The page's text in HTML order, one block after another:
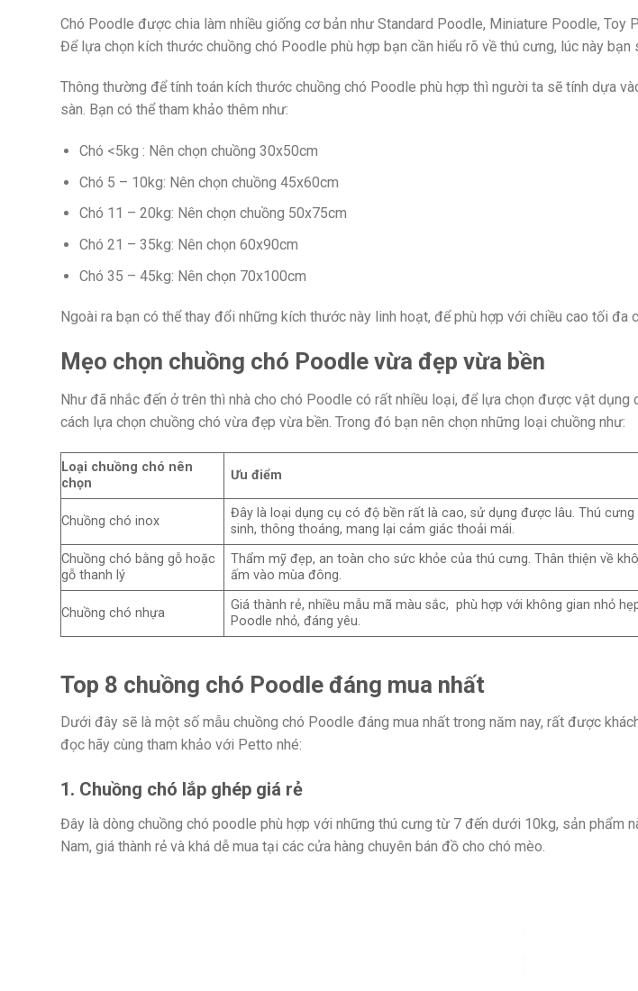
Chó Poodle được chia làm nhiều giống cơ bản như Standard Poodle, Miniature Poodle, Toy
Để lựa chọn kích thước chuồng chó Poodle phù hợp bạn cần hiểu rõ về thú cưng, lúc này
Thông thường để tính toán kích thước chuồng chó Poodle phù hợp thì người ta sẽ tính dựa
sàn. Bạn có thể tham khảo thêm như:
Chó <5kg : Nên chọn chuồng 30x50cm
Chó 5 – 10kg: Nên chọn chuồng 45x60cm
Chó 11 – 20kg: Nên chọn chuồng 50x75cm
Chó 21 – 35kg: Nên chọn 60x90cm
Chó 35 – 45kg: Nên chọn 70x100cm
Ngoài ra bạn có thể thay đổi những kích thước này linh hoạt, để phù hợp với chiều cao tối đa
Mẹo chọn chuồng chó Poodle vừa đẹp vừa bền
Như đã nhắc đến ở trên thì nhà cho chó Poodle có rất nhiều loại, để lựa chọn được vật dụng
cách lựa chọn chuồng chó vừa đẹp vừa bền. Trong đó bạn nên chọn những loại chuồng như:
Loại chuồng chó nên
chọn
Ưu điểm
Chuồng chó inox
Đây là loại dụng cụ có độ bền rất là cao, sử dụng được lâu. Thú
sinh, thông thoáng, mang lại cảm giác thoải mái.
Chuồng chó bằng gỗ hoặc
gỗ thanh lý
Thẩm mỹ đẹp, an toàn cho sức khỏe của thú cưng. Thân thiện về
ấm vào mùa đông.
Chuồng chó nhựa
Giá thành rẻ, nhiều mẫu mã màu sắc, phù hợp với không gian nhỏ
Poodle nhỏ, đáng yêu.
Top 8 chuồng chó Poodle đáng mua nhất
Dưới đây sẽ là một số mẫu chuồng chó Poodle đáng mua nhất trong năm nay, rất được
đọc hãy cùng tham khảo với Petto nhé:
1. Chuồng chó lắp ghép giá rẻ
Đây là dòng chuồng chó poodle phù hợp với những thú cưng từ 7 đến dưới 10kg, sản phẩm
Nam, giá thành rẻ và khá dễ mua tại các cửa hàng chuyên bán đồ cho chó mèo.